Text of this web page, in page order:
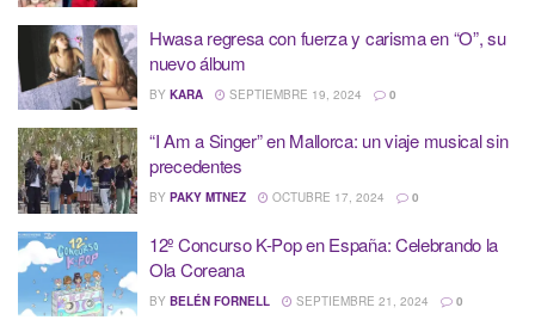
Hwasa regresa con fuerza y carisma en “O”, su
nuevo álbum
BY KARA SEPTIEMBRE 19, 2024 0
“I Am a Singer” en Mallorca: un viaje musical sin
precedentes
BY PAKY MTNEZ OCTUBRE 17, 2024 0
12º Concurso K-Pop en España: Celebrando la
Ola Coreana
BY BELÉN FORNELL SEPTIEMBRE 21, 2024 0